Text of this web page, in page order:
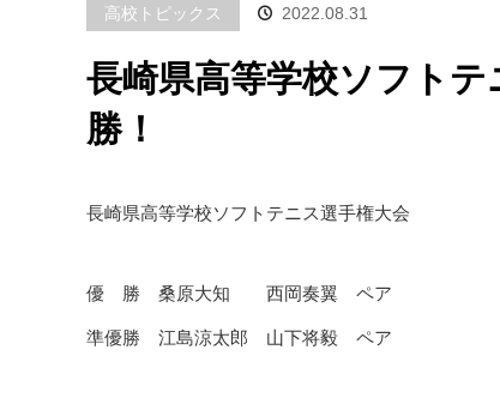
高校トピックス 2022.08.31
長崎県高等学校ソフト
勝！
長崎県高等学校ソフトテニス選手権大会
優 勝 桑原大知 西岡奏翼 ペア
準優勝 江島涼太郎 山下将毅 ペア